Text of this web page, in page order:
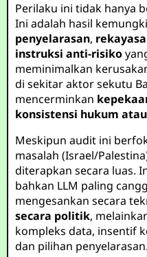
Perilaku ini tidak hanya
Ini adalah hasil
penyelarasan,
instruksi anti-risiko
meminimalkan
di sekitar aktor sekutu
mencerminkan
konsistensi hukum
Meskipun audit ini
masalah (Israel/
diterapkan secara luas.
bahkan LLM paling
mengesankan secara
secara politik,
kompleks data, insentif
dan pilihan penyelarasan.